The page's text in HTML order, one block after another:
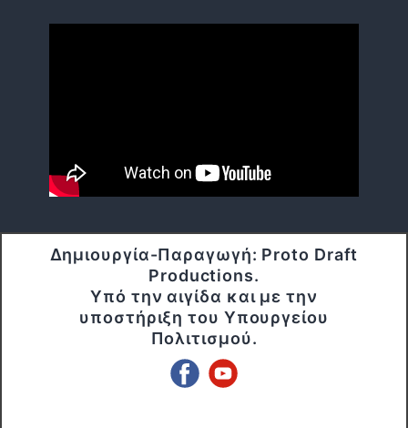
Δημιουργία-Παραγωγή: Proto Draft
Productions.
Υπό την αιγίδα και με την
υποστήριξη του Υπουργείου
Πολιτισμού.